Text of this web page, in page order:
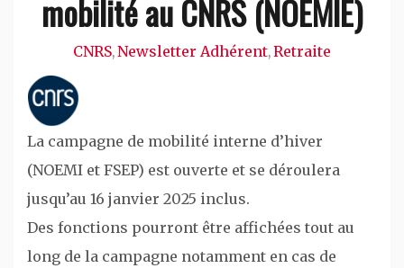
mobilité au CNRS (NOEMIE)
CNRS,Newsletter Adhérent,Retraite
La campagne de mobilité interne d’hiver
(NOEMI et FSEP) est ouverte et se déroulera
jusqu’au 16 janvier 2025 inclus.
Des fonctions pourront être affichées tout au
long de la campagne notamment en cas de